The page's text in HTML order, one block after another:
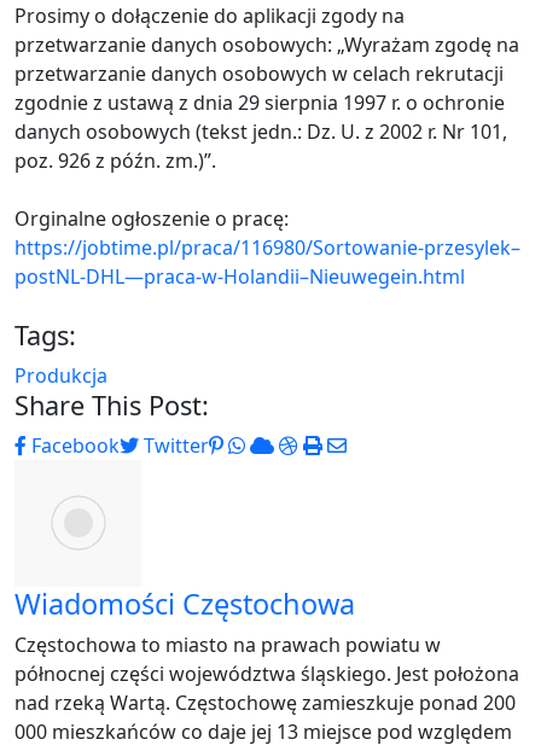
Prosimy o dołączenie do aplikacji zgody na
przetwarzanie danych osobowych: „Wyrażam zgodę na
przetwarzanie danych osobowych w celach rekrutacji
zgodnie z ustawą z dnia 29 sierpnia 1997 r. o ochronie
danych osobowych (tekst jedn.: Dz. U. z 2002 r. Nr 101,
poz. 926 z późn. zm.)”.
Orginalne ogłoszenie o pracę:
https://jobtime.pl/praca/116980/Sortowanie-przesylek–
postNL-DHL—praca-w-Holandii–Nieuwegein.html
Tags:
Produkcja
Share This Post:
Facebook Twitter Pinterest
Whatsapp
CloudStumbleUpon
PrintShare
Wiadomości Częstochowa
Częstochowa to miasto na prawach powiatu w
północnej części województwa śląskiego. Jest położona
nad rzeką Wartą. Częstochowę zamieszkuje ponad 200
000 mieszkańców co daje jej 13 miejsce pod względem